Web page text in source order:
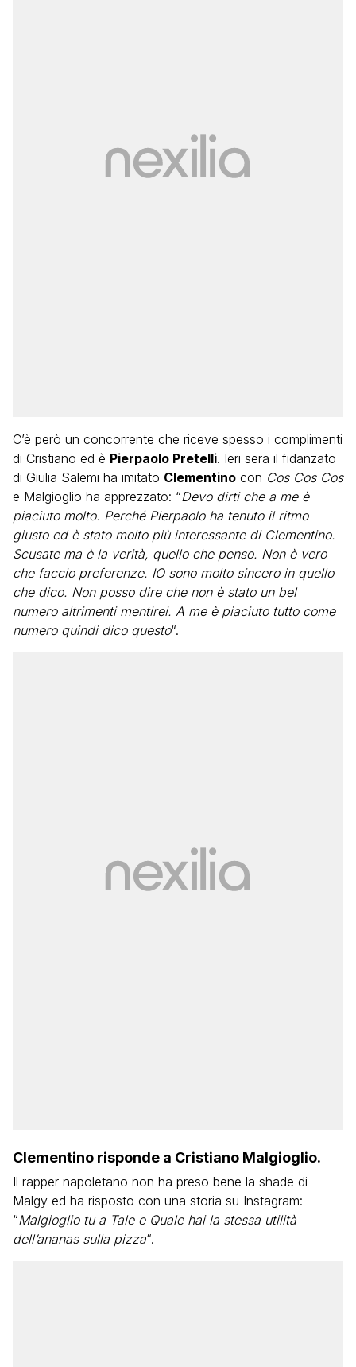
C’è però un concorrente che riceve spesso i complimenti
di Cristiano ed è Pierpaolo Pretelli. Ieri sera il fidanzato
di Giulia Salemi ha imitato Clementino con Cos Cos Cos
e Malgioglio ha apprezzato: “Devo dirti che a me è
piaciuto molto. Perché Pierpaolo ha tenuto il ritmo
giusto ed è stato molto più interessante di Clementino.
Scusate ma è la verità, quello che penso. Non è vero
che faccio preferenze. IO sono molto sincero in quello
che dico. Non posso dire che non è stato un bel
numero altrimenti mentirei. A me è piaciuto tutto come
numero quindi dico questo“.
Clementino risponde a Cristiano Malgioglio.
Il rapper napoletano non ha preso bene la shade di
Malgy ed ha risposto con una storia su Instagram:
“Malgioglio tu a Tale e Quale hai la stessa utilità
dell’ananas sulla pizza“.